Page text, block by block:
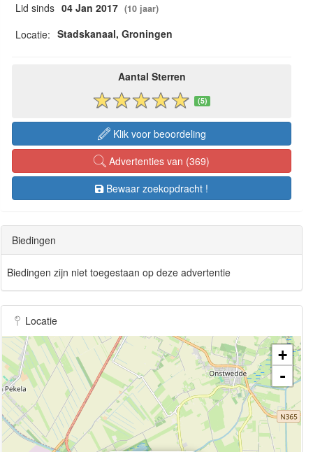
Lid sinds 04 Jan 2017 (10 jaar)
Locatie: Stadskanaal, Groningen
Aantal Sterren
(5)
Klik voor beoordeling
Advertenties van (369)
Bewaar zoekopdracht !
Biedingen
Biedingen zijn niet toegestaan op deze advertentie
Locatie
+
-